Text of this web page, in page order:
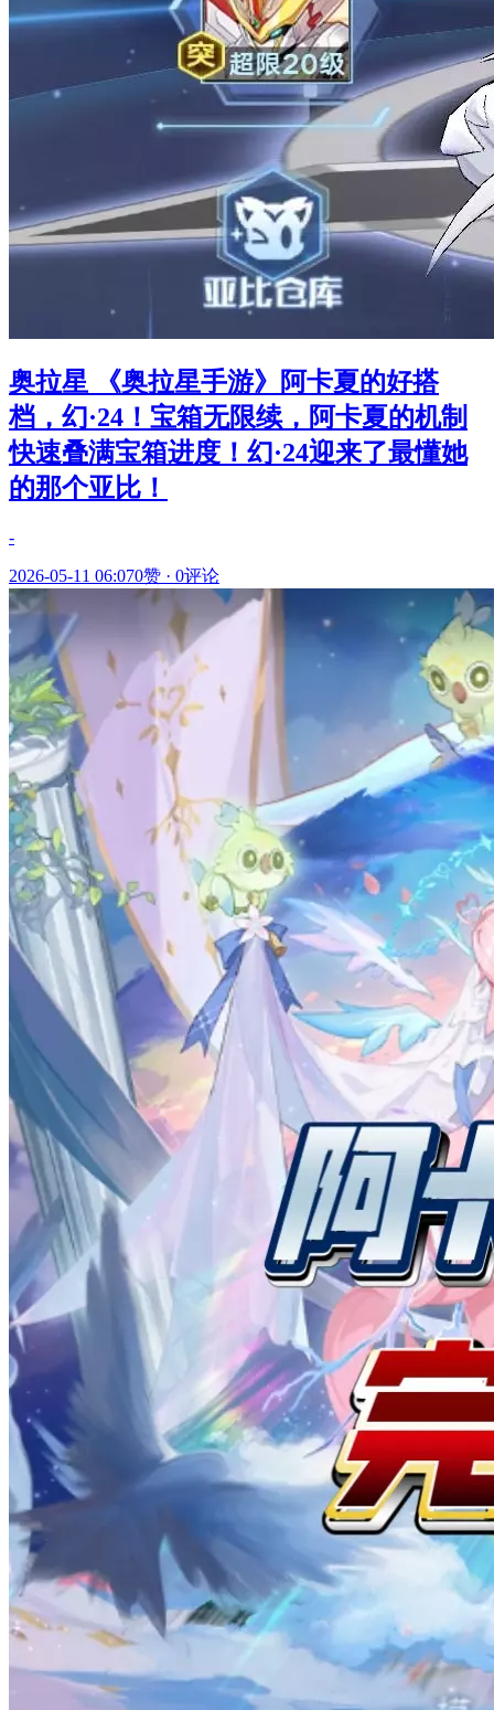
奥拉星 《奥拉星手游》阿卡夏的好搭
档，幻·24！宝箱无限续，阿卡夏的机制
快速叠满宝箱进度！幻·24迎来了最懂她
的那个亚比！
-
2026-05-11 06:070赞 · 0评论